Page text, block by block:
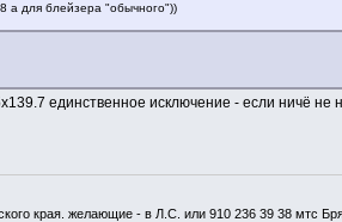
а для блейзера "обычного"))
единственное исключение - если ничё
края. желающие - в Л.С. или 910 236 39 38 мтс